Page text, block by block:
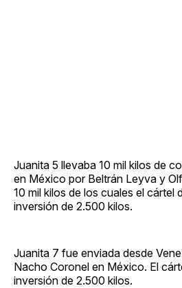
Juanita 5 llevaba 10 mil kilos de
en México por Beltrán Leyva y
10 mil kilos de los cuales el cártel
inversión de 2.500 kilos.
Juanita 7 fue enviada desde
Nacho Coronel en México. El
inversión de 2.500 kilos.